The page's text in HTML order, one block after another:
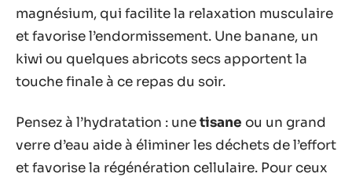
magnésium, qui facilite la relaxation musculaire
et favorise l’endormissement. Une banane, un
kiwi ou quelques abricots secs apportent la
touche finale à ce repas du soir.
Pensez à l’hydratation : unetisane ou un grand
verre d’eau aide à éliminer les déchets de l’effort
et favorise la régénération cellulaire. Pour ceux